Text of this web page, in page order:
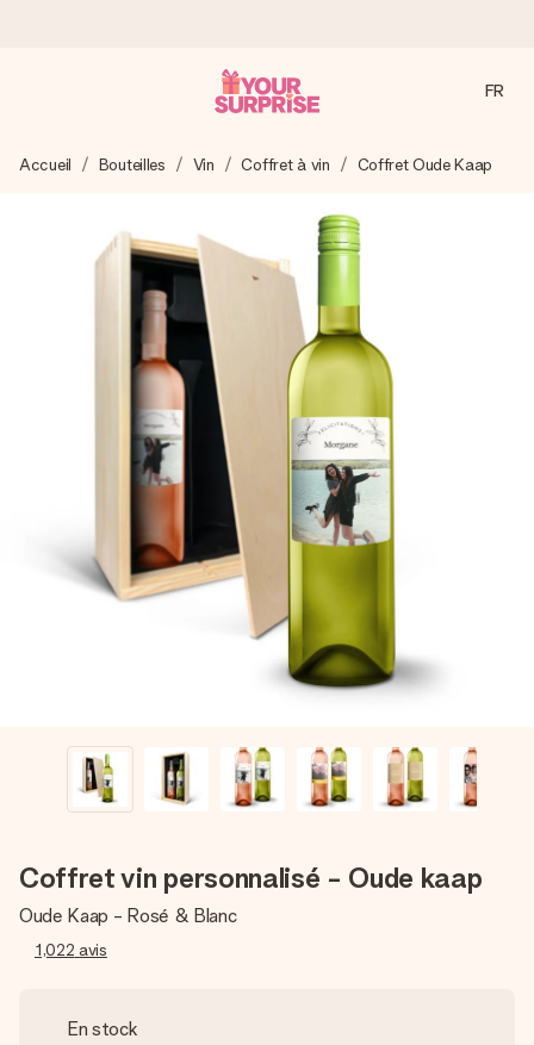
Nous préparons votre cadeau avec attention et l’envoyons
4,9 (sur la base de +15 000 avis)
Nos cadeaux sont appréciés. Les clients nous attribuent
une note de 4,9 sur Google Reviews (total de tous les
pays où nous sommes présents).
Carte de vœux gratuite
Créez quelque chose d’unique en quelques étapes – avec
son prénom, votre photo ou un message qui touche le cœur.
Sans complications, juste tout l’amour pour le moment idéal.
FR
Accueil Bouteilles Vin Coffret à vin Coffret Oude Kaap
Coffret vin personnalisé - Oude kaap
Oude Kaap - Rosé & Blanc
1,022 avis
En stock